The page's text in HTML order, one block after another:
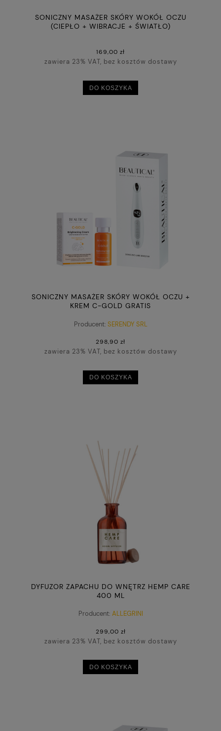
SONICZNY MASAŻER SKÓRY WOKÓŁ OCZU
(CIEPŁO + WIBRACJE + ŚWIATŁO)
169,00 zł
zawiera 23% VAT, bez kosztów dostawy
DO KOSZYKA
SONICZNY MASAŻER SKÓRY WOKÓŁ OCZU +
KREM C-GOLD GRATIS
Producent: SERENDY SRL
298,90 zł
zawiera 23% VAT, bez kosztów dostawy
DO KOSZYKA
DYFUZOR ZAPACHU DO WNĘTRZ HEMP CARE
400 ML
Producent: ALLEGRINI
299,00 zł
zawiera 23% VAT, bez kosztów dostawy
DO KOSZYKA